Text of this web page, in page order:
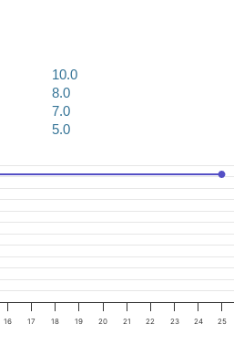
10.0
8.0
7.0
5.0
16 17 18 19 20 21 22 23 24 25